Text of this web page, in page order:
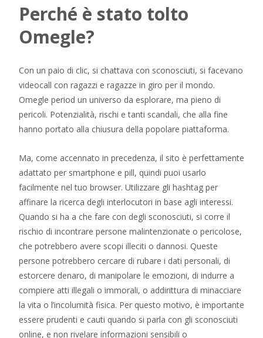
Perché è stato tolto
Omegle?
Con un paio di clic, si chattava con sconosciuti, si facevano
videocall con ragazzi e ragazze in giro per il mondo.
Omegle period un universo da esplorare, ma pieno di
pericoli. Potenzialità, rischi e tanti scandali, che alla fine
hanno portato alla chiusura della popolare piattaforma.
Ma, come accennato in precedenza, il sito è perfettamente
adattato per smartphone e pill, quindi puoi usarlo
facilmente nel tuo browser. Utilizzare gli hashtag per
affinare la ricerca degli interlocutori in base agli interessi.
Quando si ha a che fare con degli sconosciuti, si corre il
rischio di incontrare persone malintenzionate o pericolose,
che potrebbero avere scopi illeciti o dannosi. Queste
persone potrebbero cercare di rubare i dati personali, di
estorcere denaro, di manipolare le emozioni, di indurre a
compiere atti illegali o immorali, o addirittura di minacciare
la vita o l’incolumità fisica. Per questo motivo, è importante
essere prudenti e cauti quando si parla con gli sconosciuti
online, e non rivelare informazioni sensibili o